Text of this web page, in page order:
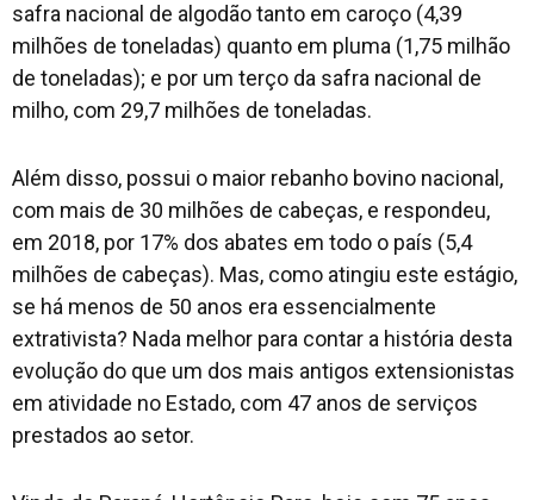
safra nacional de algodão tanto em caroço (4,39
milhões de toneladas) quanto em pluma (1,75 milhão
de toneladas); e por um terço da safra nacional de
milho, com 29,7 milhões de toneladas.
Além disso, possui o maior rebanho bovino nacional,
com mais de 30 milhões de cabeças, e respondeu,
em 2018, por 17% dos abates em todo o país (5,4
milhões de cabeças). Mas, como atingiu este estágio,
se há menos de 50 anos era essencialmente
extrativista? Nada melhor para contar a história desta
evolução do que um dos mais antigos extensionistas
em atividade no Estado, com 47 anos de serviços
prestados ao setor.